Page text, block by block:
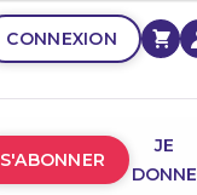
CONNEXION
S'ABONNER
JE
DONNE